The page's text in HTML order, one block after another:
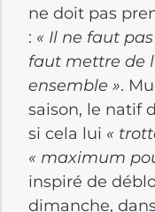
ne doit pas
: « Il ne faut
faut mettre de
ensemble ».
saison, le natif
si cela lui «
« maximum
inspiré de
dimanche,